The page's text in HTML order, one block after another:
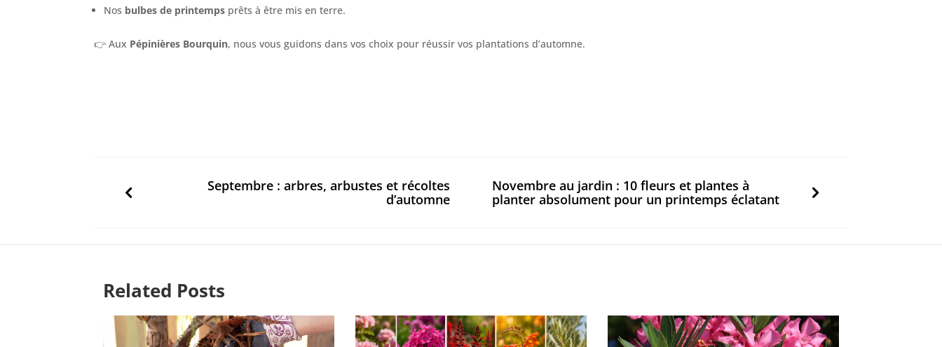
Nos bulbes de printemps prêts à être mis en terre.
👉 Aux Pépinières Bourquin, nous vous guidons dans vos choix pour réussir vos plantations d’automne.
Septembre : arbres, arbustes et récoltes
d’automne
Novembre au jardin : 10 fleurs et plantes à
planter absolument pour un printemps éclatant
Related Posts